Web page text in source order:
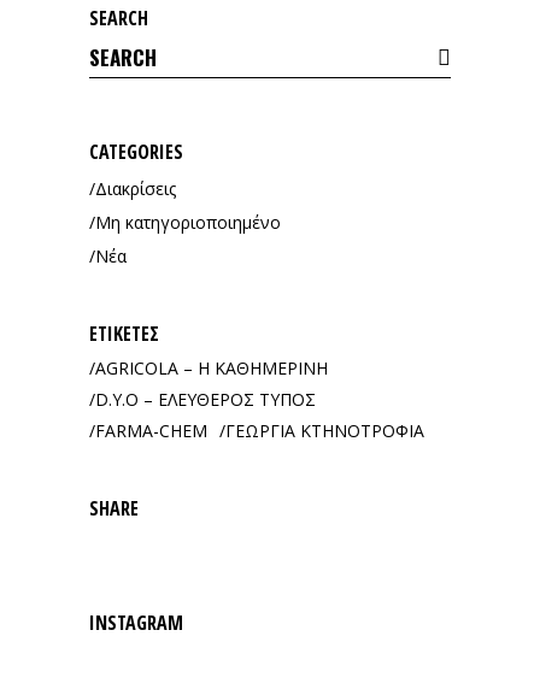
SEARCH
Search
for:
CATEGORIES
Διακρίσεις
Μη κατηγοριοποιημένο
Νέα
ΕΤΙΚΈΤΕΣ
AGRICOLA – Η ΚΑΘΗΜΕΡΙΝΗ
D.Y.O – ΕΛΕΥΘΕΡΟΣ ΤΥΠΟΣ
FARMA-CHEM
ΓΕΩΡΓΙΑ ΚΤΗΝΟΤΡΟΦΙΑ
SHARE
INSTAGRAM